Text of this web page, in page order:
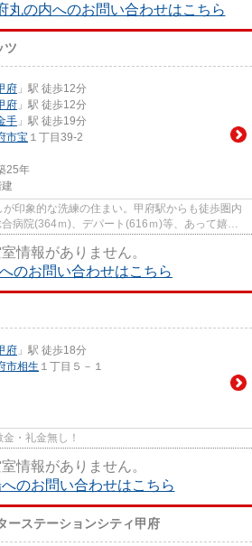
丸の内へのお問い合わせはこちら
ツ
府 」駅 徒歩12分
府 」駅 徒歩12分
手 」駅 徒歩19分
市宝 １丁目39-2
25年
印象的な洗練の住まい。甲府駅からも徒歩圏内
病院(364ｍ)、デパート(616ｍ)等、あって嬉し
情報がありません。
のお問い合わせはこちら
府 」駅 徒歩18分
市相生 １丁目５－１
・礼金無し！
情報がありません。
のお問い合わせはこちら
ーステーションシティ甲府